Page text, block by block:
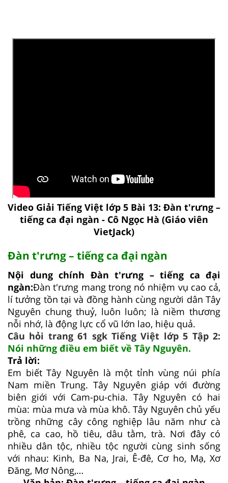
Video Giải Tiếng Việt lớp 5 Bài 13: Đàn t'rưng –
tiếng ca đại ngàn - Cô Ngọc Hà (Giáo viên
VietJack)
Đàn t'rưng – tiếng ca đại ngàn
Nội dung chính Đàn t'rưng – tiếng ca đại
ngàn:Đàn t'rưng mang trong nó nhiệm vụ cao cả,
lí tưởng tồn tại và đồng hành cùng người dân Tây
Nguyên chung thuỷ, luôn luôn; là niềm thương
nỗi nhớ, là động lực cổ vũ lớn lao, hiệu quả.
Câu hỏi trang 61 sgk Tiếng Việt lớp 5 Tập 2:
Nói những điều em biết về Tây Nguyên.
Trả lời:
Em biết Tây Nguyên là một tỉnh vùng núi phía
Nam miền Trung. Tây Nguyên giáp với đường
biên giới với Cam-pu-chia. Tây Nguyên có hai
mùa: mùa mưa và mùa khô. Tây Nguyên chủ yếu
trồng những cây công nghiệp lâu năm như cà
phê, ca cao, hồ tiêu, dâu tằm, trà. Nơi đây có
nhiều dân tộc, nhiều tộc người cùng sinh sống
với nhau: Kinh, Ba Na, Jrai, Ê-đê, Cơ ho, Mạ, Xơ
Đăng, Mơ Nông,…